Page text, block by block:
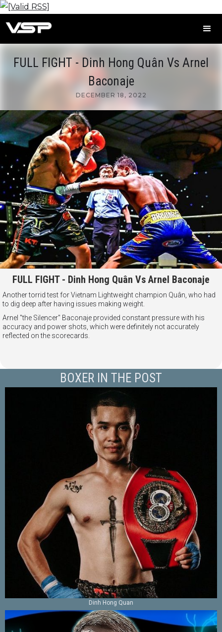
FULL FIGHT - Dinh Hong Quân Vs Arnel
Baconaje
DECEMBER 18, 2022
FULL FIGHT - Dinh Hong Quân Vs Arnel Baconaje
Another torrid test for Vietnam Lightweight champion Quân, who had
to dig deep after having issues making weight.
Arnel "the Silencer" Baconaje provided constant pressure with his
accuracy and power shots, which were definitely not accurately
reflected on the scorecards.
BOXER IN THE POST
Dinh Hong Quan